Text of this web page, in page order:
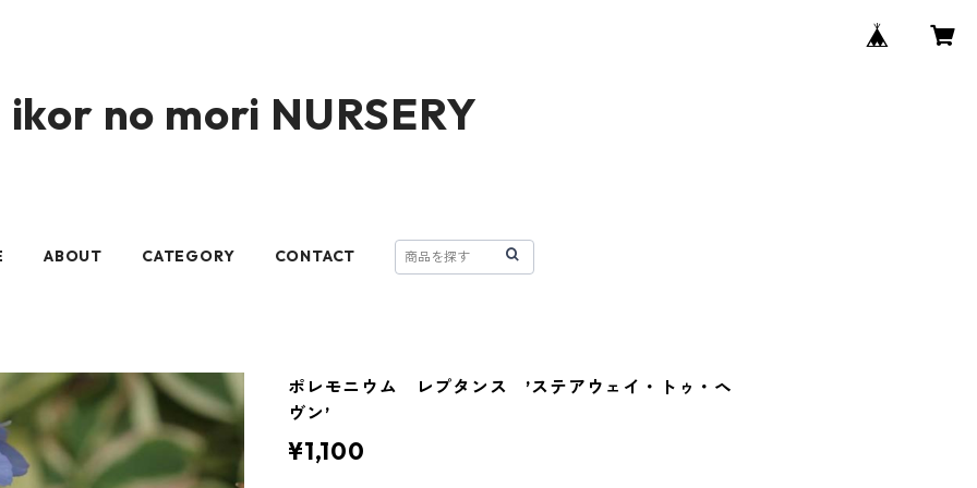
ikor no mori NURSERY
ABOUT CATEGORY CONTACT
ポレモニウム レプタンス ’ステアウェイ・トゥ・ヘ
ヴン’
¥1,100